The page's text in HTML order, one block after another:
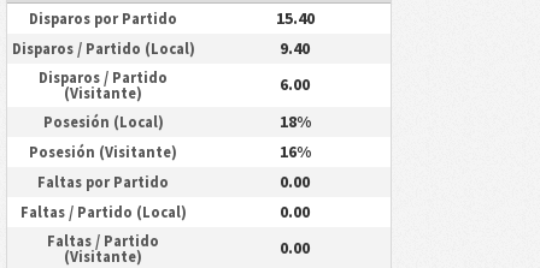
Disparos por Partido 15.40
Disparos / Partido (Local) 9.40
Disparos / Partido
(Visitante)
6.00
Posesión (Local) 18%
Posesión (Visitante) 16%
Faltas por Partido 0.00
Faltas / Partido (Local) 0.00
Faltas / Partido
(Visitante)
0.00